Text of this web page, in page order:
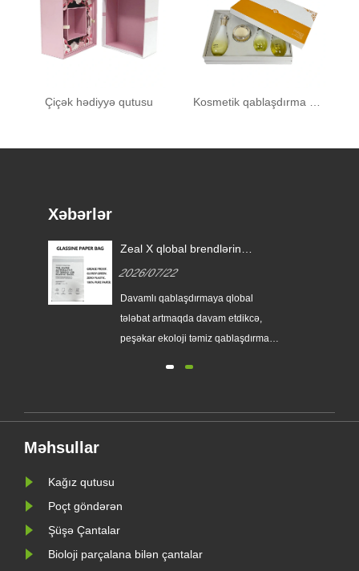
Çiçək hədiyyə qutusu Kosmetik qablaşdırma qutusu
Xəbərlər
Zeal X qlobal brendlərin
əvəz etməsinə kömək etmək
üçün xüsusi Glassine kağız
çantalar buraxır
2026/07/22
Davamlı qablaşdırmaya qlobal
tələbat artmaqda davam etdikcə,
peşəkar ekoloji təmiz qablaşdırma
Məhsullar
Kağız qutusu
Poçt göndərən
Şüşə Çantalar
Bioloji parçalana bilən çantalar